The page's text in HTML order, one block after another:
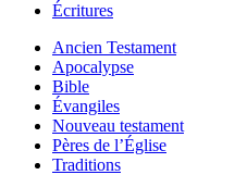
Écritures
Ancien Testament
Apocalypse
Bible
Évangiles
Nouveau testament
Pères de l’Église
Traditions